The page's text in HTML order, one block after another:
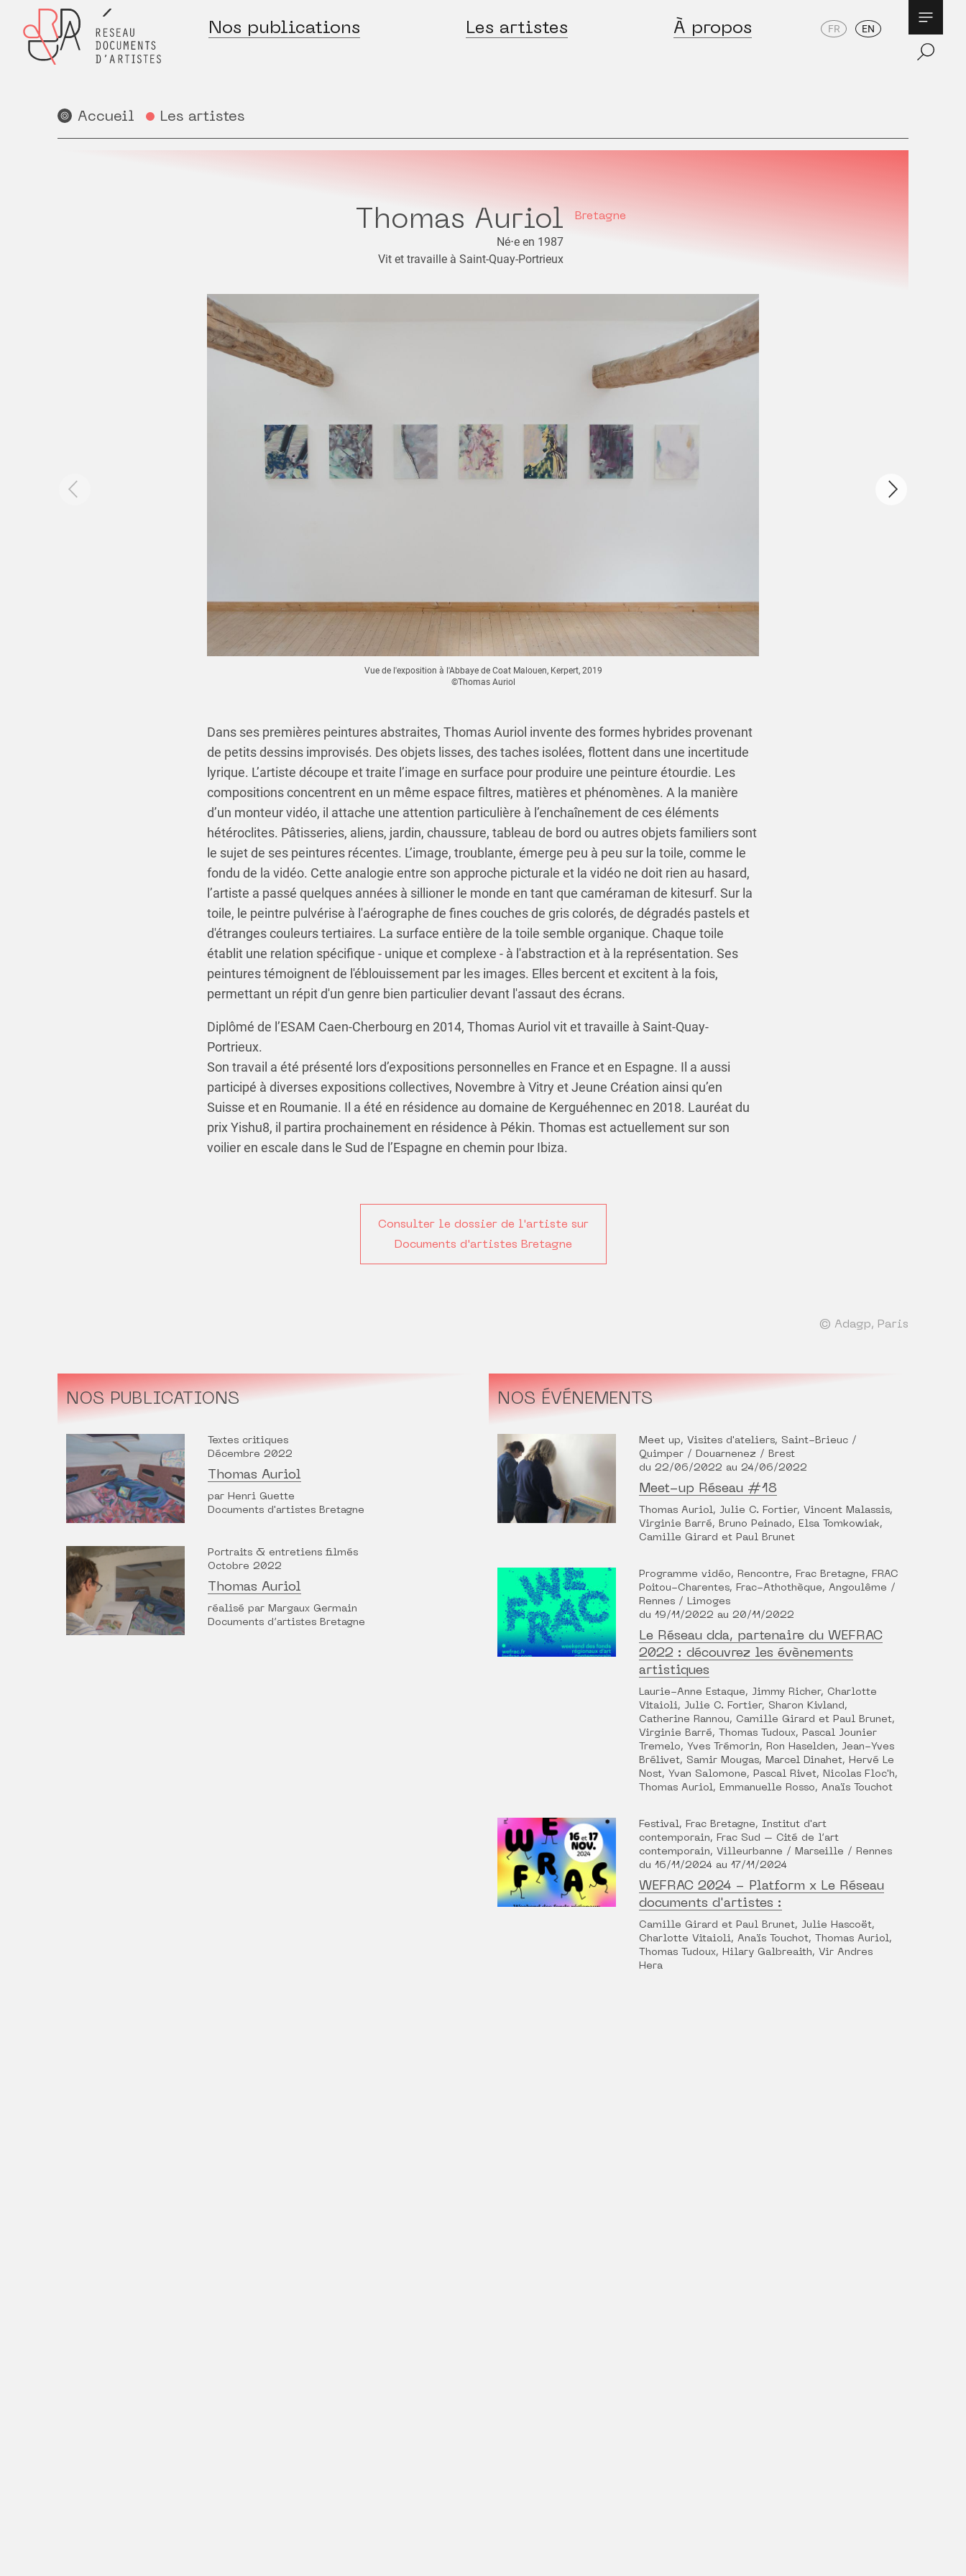
Nos publications Les artistes À propos FR EN
Accueil Les artistes
Bretagne
Thomas Auriol
Né⋅e en 1987
Vit et travaille à Saint-Quay-Portrieux
Vue de l'exposition à l'Abbaye de Coat Malouen, Kerpert, 2019
©Thomas Auriol
Dans ses premières peintures abstraites, Thomas Auriol invente des formes hybrides provenant
de petits dessins improvisés. Des objets lisses, des taches isolées, flottent dans une incertitude
lyrique. L’artiste découpe et traite l’image en surface pour produire une peinture étourdie. Les
compositions concentrent en un même espace filtres, matières et phénomènes. A la manière
d’un monteur vidéo, il attache une attention particulière à l’enchaînement de ces éléments
hétéroclites. Pâtisseries, aliens, jardin, chaussure, tableau de bord ou autres objets familiers sont
le sujet de ses peintures récentes. L’image, troublante, émerge peu à peu sur la toile, comme le
fondu de la vidéo. Cette analogie entre son approche picturale et la vidéo ne doit rien au hasard,
l’artiste a passé quelques années à sillioner le monde en tant que caméraman de kitesurf. Sur la
toile, le peintre pulvérise à l'aérographe de fines couches de gris colorés, de dégradés pastels et
d'étranges couleurs tertiaires. La surface entière de la toile semble organique. Chaque toile
établit une relation spécifique - unique et complexe - à l'abstraction et à la représentation. Ses
peintures témoignent de l'éblouissement par les images. Elles bercent et excitent à la fois,
permettant un répit d'un genre bien particulier devant l'assaut des écrans.
Diplômé de l’ESAM Caen-Cherbourg en 2014, Thomas Auriol vit et travaille à Saint-Quay-
Portrieux.
Son travail a été présenté lors d’expositions personnelles en France et en Espagne. Il a aussi
participé à diverses expositions collectives, Novembre à Vitry et Jeune Création ainsi qu’en
Suisse et en Roumanie. Il a été en résidence au domaine de Kerguéhennec en 2018. Lauréat du
prix Yishu8, il partira prochainement en résidence à Pékin. Thomas est actuellement sur son
voilier en escale dans le Sud de l’Espagne en chemin pour Ibiza.
Consulter le dossier de l'artiste sur
Documents d'artistes Bretagne
© Adagp, Paris
NOS PUBLICATIONS
Textes critiques
Décembre 2022
Thomas Auriol
par Henri Guette
Documents d'artistes Bretagne
Portraits & entretiens filmés
Octobre 2022
Thomas Auriol
réalisé par Margaux Germain
Documents d’artistes Bretagne
NOS ÉVÉNEMENTS
Meet up, Visites d'ateliers, Saint-Brieuc /
Quimper / Douarnenez / Brest
du 22/06/2022 au 24/06/2022
Meet-up Réseau #18
Thomas Auriol, Julie C. Fortier, Vincent Malassis,
Virginie Barré, Bruno Peinado, Elsa Tomkowiak,
Camille Girard et Paul Brunet
Programme vidéo, Rencontre, Frac Bretagne, FRAC
Poitou-Charentes, Frac-Athothèque, Angoulême /
Rennes / Limoges
du 19/11/2022 au 20/11/2022
Le Réseau dda, partenaire du WEFRAC
2022 : découvrez les évènements
artistiques
Laurie-Anne Estaque, Jimmy Richer, Charlotte
Vitaioli, Julie C. Fortier, Sharon Kivland,
Catherine Rannou, Camille Girard et Paul Brunet,
Virginie Barré, Thomas Tudoux, Pascal Jounier
Tremelo, Yves Trémorin, Ron Haselden, Jean-Yves
Brélivet, Samir Mougas, Marcel Dinahet, Hervé Le
Nost, Yvan Salomone, Pascal Rivet, Nicolas Floc'h,
Thomas Auriol, Emmanuelle Rosso, Anaïs Touchot
Festival, Frac Bretagne, Institut d'art
contemporain, Frac Sud – Cité de l’art
contemporain, Villeurbanne / Marseille / Rennes
du 16/11/2024 au 17/11/2024
WEFRAC 2024 - Platform x Le Réseau
documents d'artistes :
Camille Girard et Paul Brunet, Julie Hascoët,
Charlotte Vitaioli, Anaïs Touchot, Thomas Auriol,
Thomas Tudoux, Hilary Galbreaith, Vir Andres
Hera